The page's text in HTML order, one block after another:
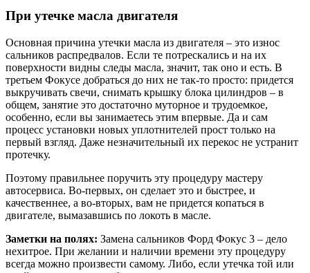
При утечке масла двигателя
Основная причина утечки масла из двигателя – это износ
сальников распредвалов. Если те потрескались и на их
поверхности видны следы масла, значит, так оно и есть. В
третьем Фокусе добраться до них не так-то просто: придется
выкручивать свечи, снимать крышку блока цилиндров – в
общем, занятие это достаточно муторное и трудоемкое,
особенно, если вы занимаетесь этим впервые. Да и сам
процесс установки новых уплотнителей прост только на
первый взгляд. Даже незначительный их перекос не устранит
протечку.
Поэтому правильнее поручить эту процедуру мастеру
автосервиса. Во-первых, он сделает это и быстрее, и
качественнее, а во-вторых, вам не придется копаться в
двигателе, вымазавшись по локоть в масле.
Заметки на полях: Замена сальников Форд Фокус 3 – дело
нехитрое. При желании и наличии времени эту процедуру
всегда можно произвести самому. Либо, если утечка той или